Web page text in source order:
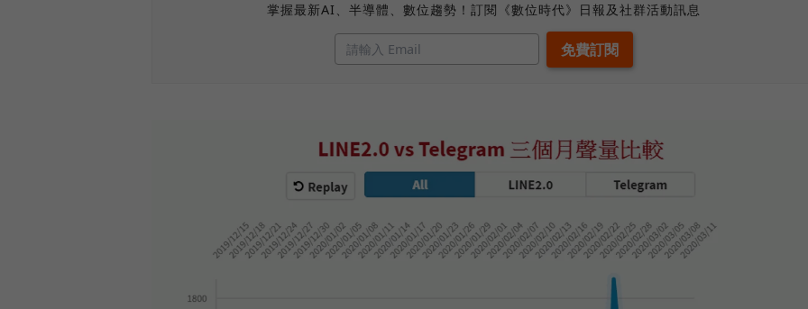
掌握最新AI、半導體、數位趨勢！訂閱《數位時代》日報及社群活動訊息